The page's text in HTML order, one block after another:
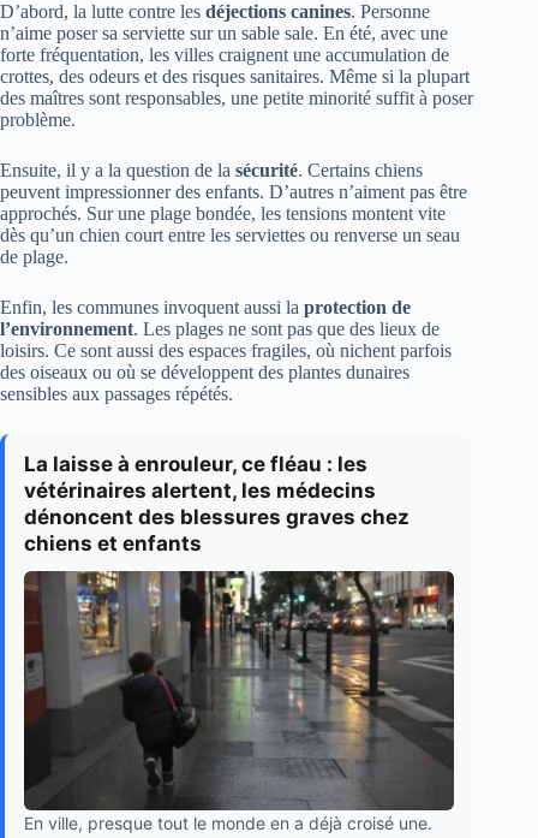
D’abord, la lutte contre les déjections canines. Personne
n’aime poser sa serviette sur un sable sale. En été, avec une
forte fréquentation, les villes craignent une accumulation de
crottes, des odeurs et des risques sanitaires. Même si la plupart
des maîtres sont responsables, une petite minorité suffit à poser
problème.
Ensuite, il y a la question de la sécurité. Certains chiens
peuvent impressionner des enfants. D’autres n’aiment pas être
approchés. Sur une plage bondée, les tensions montent vite
dès qu’un chien court entre les serviettes ou renverse un seau
de plage.
Enfin, les communes invoquent aussi la protection de
l’environnement. Les plages ne sont pas que des lieux de
loisirs. Ce sont aussi des espaces fragiles, où nichent parfois
des oiseaux ou où se développent des plantes dunaires
sensibles aux passages répétés.
La laisse à enrouleur, ce fléau : les
vétérinaires alertent, les médecins
dénoncent des blessures graves chez
chiens et enfants
En ville, presque tout le monde en a déjà croisé une.